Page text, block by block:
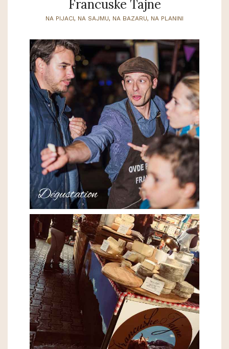
Francuske Tajne
NA PIJACI, NA SAJMU, NA BAZARU, NA PLANINI